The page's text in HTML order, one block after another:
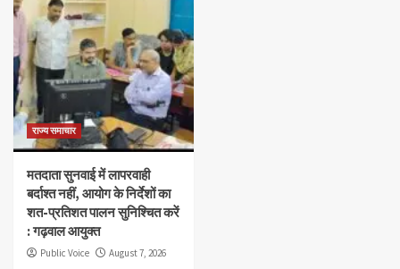
राज्य समाचार
मतदाता सुनवाई में लापरवाही
बर्दाश्त नहीं, आयोग के निर्देशों का
शत-प्रतिशत पालन सुनिश्चित करें
: गढ़वाल आयुक्त
Public Voice August 7, 2026